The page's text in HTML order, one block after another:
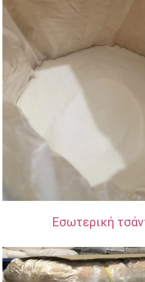
Εσωτερική